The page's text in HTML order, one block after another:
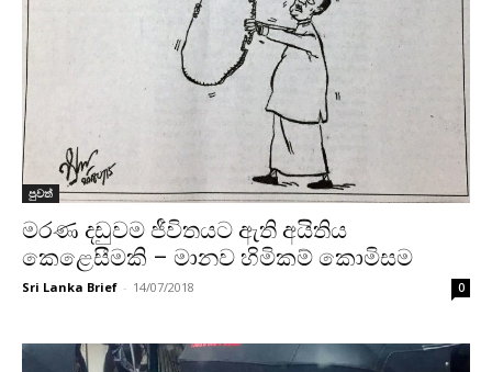
පුවත්
මරණ දඩුවම ජීවිතයට ඇති අයිතිය
කෙළෙසීමකි – මානව හිමිකම් කොමිසම
Sri Lanka Brief - 14/07/2018 0